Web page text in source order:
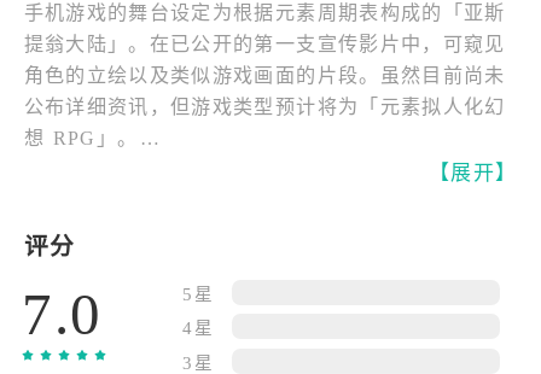
手机游戏的舞台设定为根据元素周期表构成的「亚斯
提翁大陆」。在已公开的第一支宣传影片中，可窥见
角色的立绘以及类似游戏画面的片段。虽然目前尚未
公布详细资讯，但游戏类型预计将为「元素拟人化幻
想 RPG」。
章，游戏体验全面升级！现在下载即享新手福利，前
100 级所需经验值减半！联动活动火热开启，限定角
色 “星语诗人” 登场，免费十连抽机会大放送！轻松
休闲的音乐冒险，就从《元素乐章》开始！
——————————————
【展开】
评分
7.0
5星
4星
3星